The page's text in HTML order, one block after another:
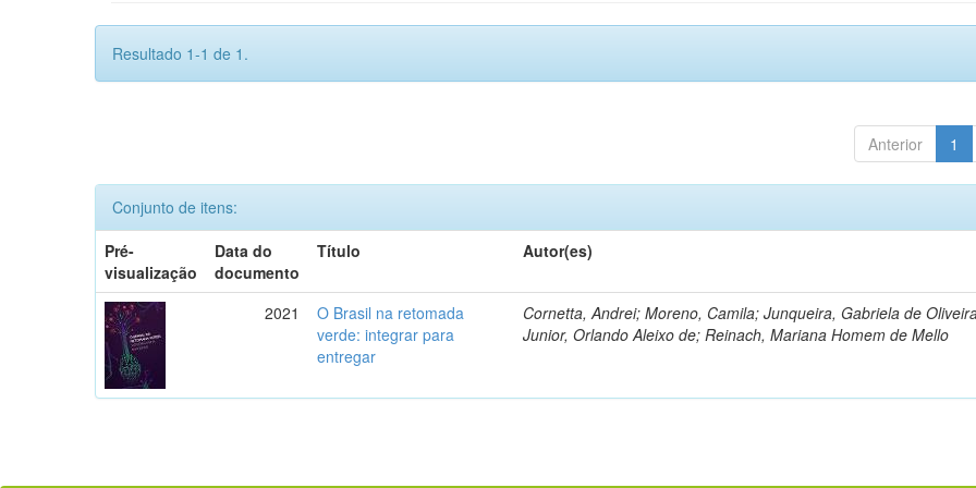
Resultado 1-1 de 1.
Anterior 1
Conjunto de itens:
Pré-
visualização
Data do
documento
Título Autor(es)
2021
O Brasil na retomada
verde: integrar para
entregar
Cornetta, Andrei; Moreno, Camila; Junqueira, Gabriela de
Junior, Orlando Aleixo de; Reinach, Mariana Homem de Mello